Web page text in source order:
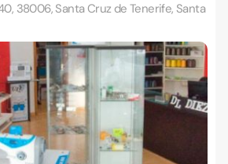
38006, Santa Cruz de Tenerife, Santa